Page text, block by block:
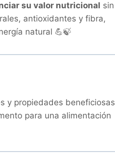
su valor nutricional sin
antioxidantes y fibra,
natural 💪🍃
y propiedades beneficiosas
para una alimentación